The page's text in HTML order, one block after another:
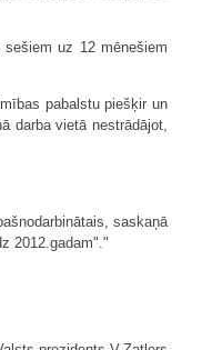
uz 12 mēnešiem
pabalstu piešķir un
darba vietā nestrādājot,
saskaņā
2012.gadam"."